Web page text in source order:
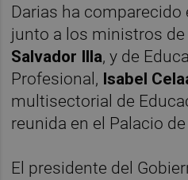
Darias ha comparecido
junto a los ministros de
Salvador
Illa, y de
Profesional, Isabel
multisectorial de
reunida en el Palacio
El presidente del